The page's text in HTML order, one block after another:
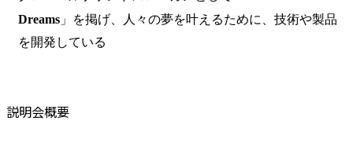
Dreams 」を掲げ、人々の夢を叶えるために、技術や製品
を開発している
説明会概要